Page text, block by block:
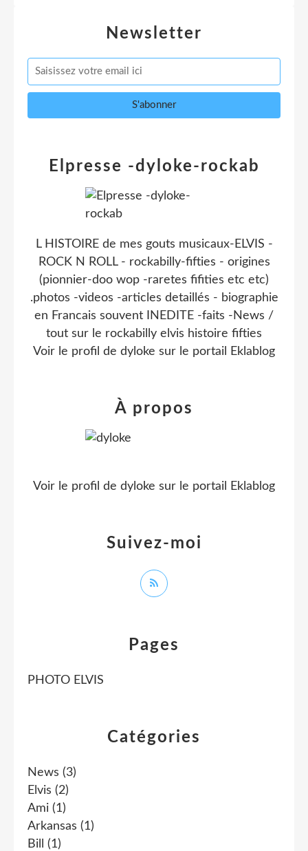
Newsletter
Catégories
News (3)
Elvis (2)
Ami (1)
Arkansas (1)
Bill
(1)
Pages
PHOTO ELVIS
Elpresse -dyloke-rockab
L HISTOIRE de mes gouts musicaux-ELVIS -
ROCK N ROLL - rockabilly-fifties - origines
(pionnier-doo wop -raretes fifities etc etc)
.photos -videos -articles detaillés - biographie
en Francais souvent INEDITE -faits -News /
tout sur le rockabilly elvis histoire fifties
Voir le profil de dyloke sur le portail Eklablog
Suivez-moi
À propos
Voir le profil de dyloke sur le portail Eklablog